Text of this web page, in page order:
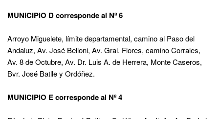
MUNICIPIO D corresponde al Nº 6
Arroyo Miguelete, límite departamental, camino al Paso del
Andaluz, Av. José Belloni, Av. Gral. Flores, camino Corrales,
Av. 8 de Octubre, Av. Dr. Luis A. de Herrera, Monte Caseros,
Bvr. José Batlle y Ordóñez.
MUNICIPIO E corresponde al Nº 4